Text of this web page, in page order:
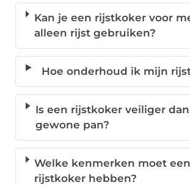
Kan je een rijstkoker voor
alleen rijst gebruiken?
Hoe onderhoud ik mijn
Is een rijstkoker veiliger
gewone pan?
Welke kenmerken moet
rijstkoker hebben?